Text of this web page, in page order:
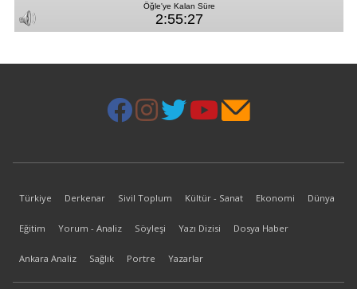
Türkiye Derkenar Sivil Toplum Kültür - Sanat Ekonomi Dünya
Eğitim Yorum - Analiz Söyleşi Yazı Dizisi Dosya Haber
Ankara Analiz Sağlık Portre Yazarlar